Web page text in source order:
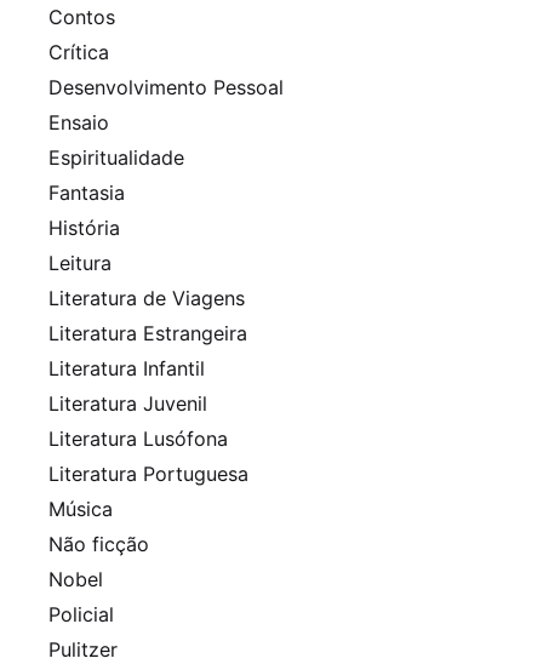
Contos
Crítica
Desenvolvimento Pessoal
Ensaio
Espiritualidade
Fantasia
História
Leitura
Literatura de Viagens
Literatura Estrangeira
Literatura Infantil
Literatura Juvenil
Literatura Lusófona
Literatura Portuguesa
Música
Não ficção
Nobel
Policial
Pulitzer